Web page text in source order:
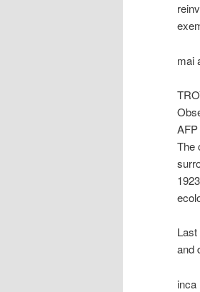
mai
The
and
inca